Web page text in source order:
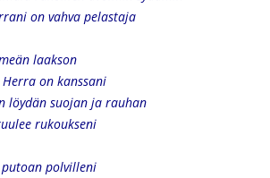
on vahva pelastaja
laakson
on kanssani
löydän suojan ja rauhan
rukoukseni
polvilleni